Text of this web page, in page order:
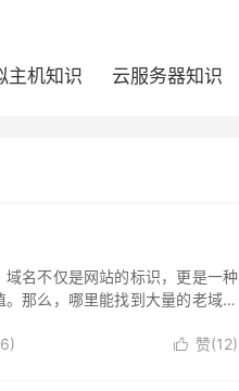
主机知识 云服务器知识
名不仅是网站的标识，更是一种
那么，哪里能找到大量的老域名
 赞(12)